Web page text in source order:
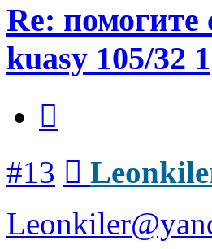
Re: помогите
kuasy 105/32 1
#13